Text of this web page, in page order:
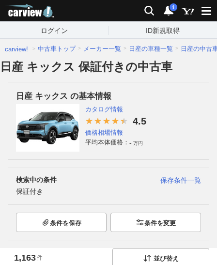
検索 通知
i
ログイン ID新規取得
carview! 中古車トップ メーカー一覧 日産の車種一覧 日産の中古
日産 キックス 保証付きの中古車
日産 キックス の基本情報
カタログ情報
4.5
価格相場情報
平均本体価格： - 万円
検索中の条件
保存条件一覧
保証付き
条件を保存 条件を変更
1,163件 並び替え